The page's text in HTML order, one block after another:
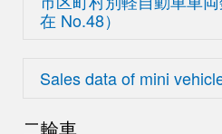
在 No.48）
Sales data of mini
二輪車